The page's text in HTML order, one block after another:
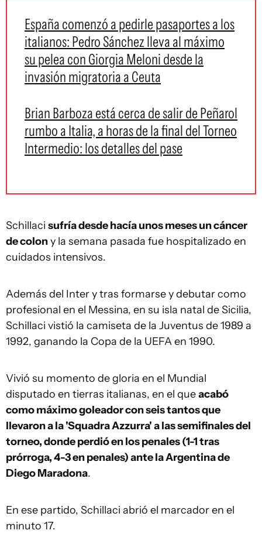
España comenzó a pedirle pasaportes a los
italianos: Pedro Sánchez lleva al máximo
su pelea con Giorgia Meloni desde la
invasión migratoria a Ceuta
Brian Barboza está cerca de salir de Peñarol
rumbo a Italia, a horas de la final del Torneo
Intermedio: los detalles del pase
Schillaci sufría desde hacía unos meses un cáncer
de colony la semana pasada fue hospitalizado en
cuidados intensivos.
Además del Inter y tras formarse y debutar como
profesional en el Messina, en su isla natal de Sicilia,
Schillaci vistió la camiseta de la Juventus de 1989 a
1992, ganando la Copa de la UEFA en 1990.
Vivió su momento de gloria en el Mundial
disputado en tierras italianas, en el queacabó
como máximo goleador con seis tantos que
llevaron a la 'Squadra Azzurra' a las semifinales del
torneo, donde perdió en los penales (1-1 tras
prórroga, 4-3 en penales) ante la Argentina de
Diego Maradona.
En ese partido, Schillaci abrió el marcador en el
minuto 17.